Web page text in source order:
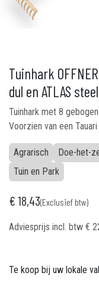
Tuinhark
dul en ATLAS
Tuinhark met 8
Voorzien van een
Agrarisch Doe-het-
Tuin en Park
€18,43(Exclusief btw)
Adviesprijs incl. btw €
Te koop bij uw lokale